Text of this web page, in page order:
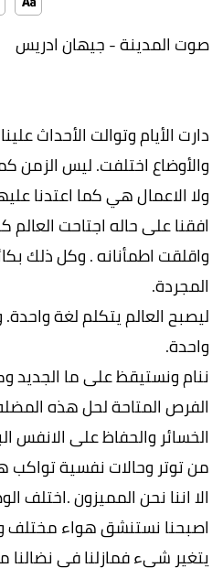
صوت المدينة - جيهان ادريس
دارت الأيام وتوالت الأحداث
والأوضاع اختلفت. ليس الزمن
ولا الاعمال هي كما اعتدنا
افقنا على حاله اجتاحت
واقلقت اطمأنانه . وكل ذلك
المجردة.
ليصبح العالم يتكلم لغة
واحدة.
ننام ونستيقظ على ما الجديد
الفرص المتاحة لحل هذه
الخسائر والحفاظ على الانفس
من توتر وحالات نفسية تواكب
الا اننا نحن المميزون .اختلف
اصبحنا نستنشق هواء مختلف
يتغير شيء فمازلنا في نضالنا